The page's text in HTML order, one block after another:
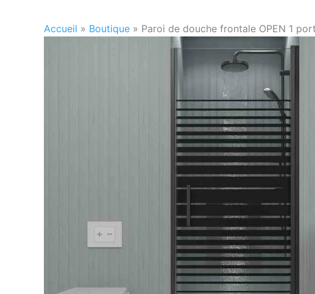
Accueil » Boutique » Paroi de douche frontale OPEN 1